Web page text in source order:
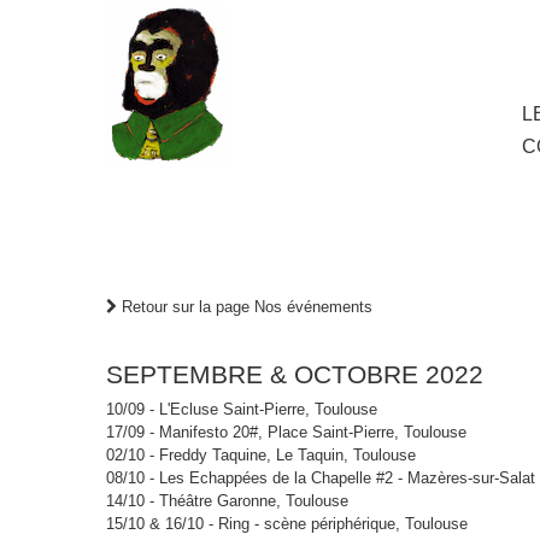
Aller
Retour sur la page Nos événements
SEPTEMBRE & OCTOBRE 2022
10/09 - L'Ecluse Saint-Pierre, Toulouse
17/09 - Manifesto 20#, Place Saint-Pierre, Toulouse
02/10 - Freddy Taquine, Le Taquin, Toulouse
08/10 - Les Echappées de la Chapelle #2 - Mazères-sur-Salat
14/10 - Théâtre Garonne, Toulouse
15/10 & 16/10 - Ring - scène périphérique, Toulouse